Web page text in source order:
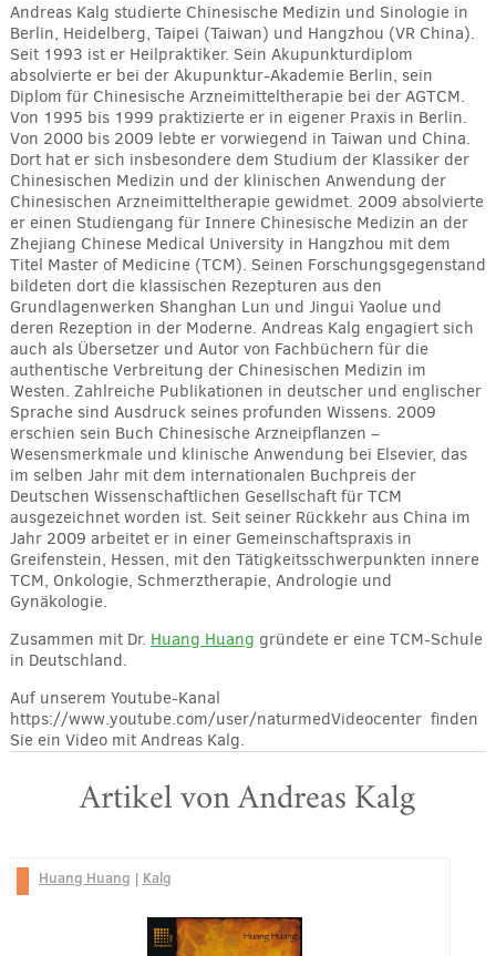
Andreas Kalg studierte Chinesische Medizin und Sinologie in
Berlin, Heidelberg, Taipei (Taiwan) und Hangzhou (VR China).
Seit 1993 ist er Heilpraktiker. Sein Akupunkturdiplom
absolvierte er bei der Akupunktur-Akademie Berlin, sein
Diplom für Chinesische Arzneimitteltherapie bei der AGTCM.
Von 1995 bis 1999 praktizierte er in eigener Praxis in Berlin.
Von 2000 bis 2009 lebte er vorwiegend in Taiwan und China.
Dort hat er sich insbesondere dem Studium der Klassiker der
Chinesischen Medizin und der klinischen Anwendung der
Chinesischen Arzneimitteltherapie gewidmet. 2009 absolvierte
er einen Studiengang für Innere Chinesische Medizin an der
Zhejiang Chinese Medical University in Hangzhou mit dem
Titel Master of Medicine (TCM). Seinen Forschungsgegenstand
bildeten dort die klassischen Rezepturen aus den
Grundlagenwerken Shanghan Lun und Jingui Yaolue und
deren Rezeption in der Moderne. Andreas Kalg engagiert sich
auch als Übersetzer und Autor von Fachbüchern für die
authentische Verbreitung der Chinesischen Medizin im
Westen. Zahlreiche Publikationen in deutscher und englischer
Sprache sind Ausdruck seines profunden Wissens. 2009
erschien sein Buch Chinesische Arzneipflanzen –
Wesensmerkmale und klinische Anwendung bei Elsevier, das
im selben Jahr mit dem internationalen Buchpreis der
Deutschen Wissenschaftlichen Gesellschaft für TCM
ausgezeichnet worden ist. Seit seiner Rückkehr aus China im
Jahr 2009 arbeitet er in einer Gemeinschaftspraxis in
Greifenstein, Hessen, mit den Tätigkeitsschwerpunkten innere
TCM, Onkologie, Schmerztherapie, Andrologie und
Gynäkologie.
Zusammen mit Dr. Huang Huang gründete er eine TCM-Schule
in Deutschland.
Auf unserem Youtube-Kanal
https://www.youtube.com/user/naturmedVideocenter finden
Sie ein Video mit Andreas Kalg.
Artikel von Andreas Kalg
Huang Huang | Kalg